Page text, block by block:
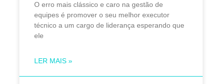
O erro mais clássico e caro na gestão de
equipes é promover o seu melhor executor
técnico a um cargo de liderança esperando que
ele
LER MAIS »